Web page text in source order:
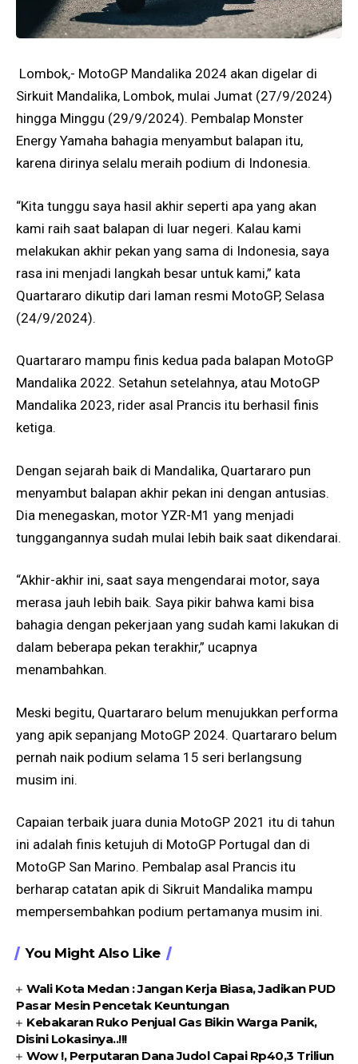
Lombok,- MotoGP Mandalika 2024 akan digelar di
Sirkuit Mandalika, Lombok, mulai Jumat (27/9/2024)
hingga Minggu (29/9/2024). Pembalap Monster
Energy Yamaha bahagia menyambut balapan itu,
karena dirinya selalu meraih podium di Indonesia.
“Kita tunggu saya hasil akhir seperti apa yang akan
kami raih saat balapan di luar negeri. Kalau kami
melakukan akhir pekan yang sama di Indonesia, saya
rasa ini menjadi langkah besar untuk kami,” kata
Quartararo dikutip dari laman resmi MotoGP, Selasa
(24/9/2024).
Quartararo mampu finis kedua pada balapan MotoGP
Mandalika 2022. Setahun setelahnya, atau MotoGP
Mandalika 2023, rider asal Prancis itu berhasil finis
ketiga.
Dengan sejarah baik di Mandalika, Quartararo pun
menyambut balapan akhir pekan ini dengan antusias.
Dia menegaskan, motor YZR-M1 yang menjadi
tunggangannya sudah mulai lebih baik saat dikendarai.
“Akhir-akhir ini, saat saya mengendarai motor, saya
merasa jauh lebih baik. Saya pikir bahwa kami bisa
bahagia dengan pekerjaan yang sudah kami lakukan di
dalam beberapa pekan terakhir,” ucapnya
menambahkan.
Meski begitu, Quartararo belum menujukkan performa
yang apik sepanjang MotoGP 2024. Quartararo belum
pernah naik podium selama 15 seri berlangsung
musim ini.
Capaian terbaik juara dunia MotoGP 2021 itu di tahun
ini adalah finis ketujuh di MotoGP Portugal dan di
MotoGP San Marino. Pembalap asal Prancis itu
berharap catatan apik di Sikruit Mandalika mampu
mempersembahkan podium pertamanya musim ini.
You Might Also Like
Wali Kota Medan : Jangan Kerja Biasa, Jadikan PUD
Pasar Mesin Pencetak Keuntungan
Kebakaran Ruko Penjual Gas Bikin Warga Panik,
Disini Lokasinya..!!!
Wow !, Perputaran Dana Judol Capai Rp40,3 Triliun